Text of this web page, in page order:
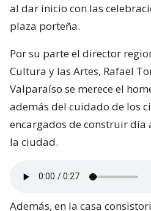
al dar inicio con las
plaza porteña.
Por su parte el director
Cultura y las Artes, Rafael
Valparaíso se merece el
además del cuidado de los
encargados de construir
la ciudad.
Además, en la casa